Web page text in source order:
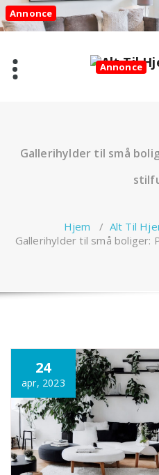
Videre
til
indhold
Annonce
Annonce
Gallerihylder til små
Hjem / Alt Til
Gallerihylder til små boliger:
24
apr, 2023
Annonce